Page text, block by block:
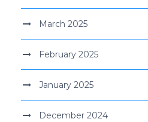
March 2025
February 2025
January 2025
December 2024